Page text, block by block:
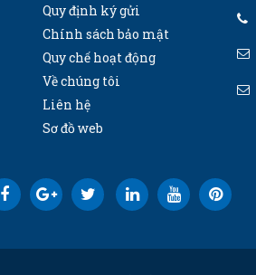
Quy định ký gửi
Chính sách bảo mật
Quy chế hoạt động
Về chúng tôi
Liên hệ
Sơ đồ web